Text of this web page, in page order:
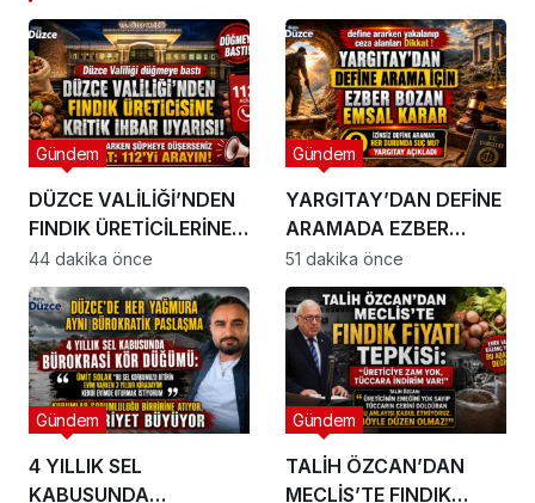
DÜZCE VALİLİĞİ’NDEN
FINDIK ÜRETİCİLERİNE
BÜYÜK UYARI
Gündem
44 dakika önce
YARGITAY’DAN DEFİNE
ARAMADA EZBER
BOZAN KARAR!
Gündem
51 dakika önce
4 YILLIK SEL
KABUSUNDA
Gündem
TALİH ÖZCAN’DAN
MECLİS’TE FINDIK
Gündem